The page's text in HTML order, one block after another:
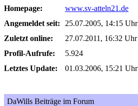
Homepage:
www.sv-atteln21.de
Angemeldet seit:
25.07.2005, 14:15 Uhr
Zuletzt online:
27.07.2011, 16:32 Uhr
Profil-Aufrufe:
5.924
Letztes Update:
01.03.2006, 15:21 Uhr
DaWills Beiträge im Forum